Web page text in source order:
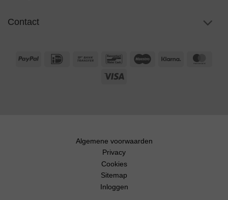
Contact
PayPal IDeal
Bank
BancontactMaestro Klarna
Algemene voorwaarden
Privacy
Cookies
Sitemap
Inloggen